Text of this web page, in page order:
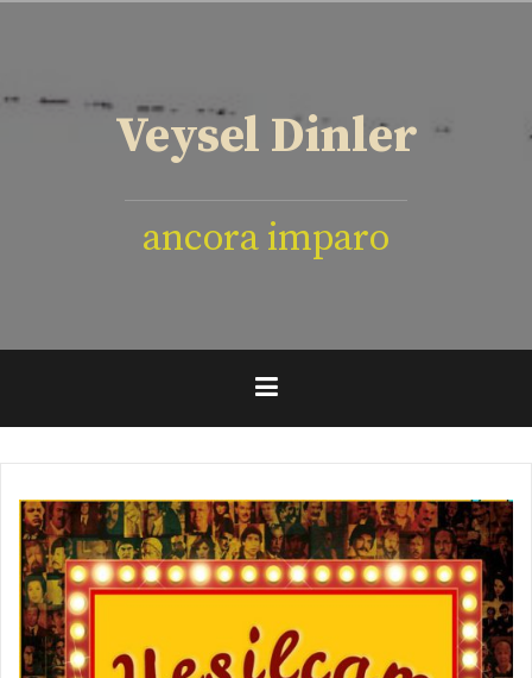
Veysel Dinler
ancora imparo